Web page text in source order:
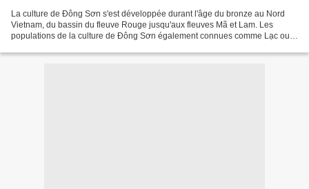
La culture de Đông Sơn s'est développée durant l'âge du bronze au Nord
Vietnam, du bassin du fleuve Rouge jusqu'aux fleuves Mã et Lam. Les
populations de la culture de Đông Sơn également connues comme Lạc ou